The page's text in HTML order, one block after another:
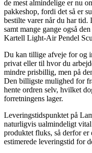
de mest almindelige er nu
pakkeshop, fordi det så er
bestilte varer når du har
samt mange gange også
Kartell Light-Air Pendel
Du kan tillige afveje for og
privat eller til hvor du
mindre prisbillig, men på
Den billigste mulighed for
hente ordren selv, hvilket
forretningens lager.
Leveringstidspunktet på
naturligvis ualmindeligt
produktet fluks, så derfor
estimerede leveringstid for